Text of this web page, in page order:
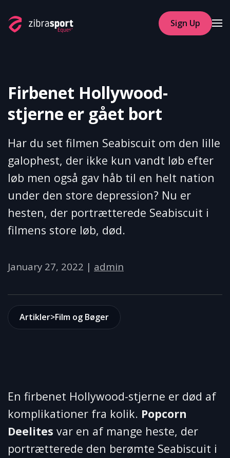
Skip to main content
Sign Up
Firbenet Hollywood-
stjerne er gået bort
Har du set filmen Seabiscuit om den lille
galophest, der ikke kun vandt løb efter
løb men også gav håb til en helt nation
under den store depression? Nu er
hesten, der portrætterede Seabiscuit i
filmens store løb, død.
January 27, 2022 | admin
Artikler>Film og Bøger
En firbenet Hollywood-stjerne er død af
komplikationer fra kolik. Popcorn
Deelites var en af ​​mange heste, der
portrætterede den berømte Seabiscuit i